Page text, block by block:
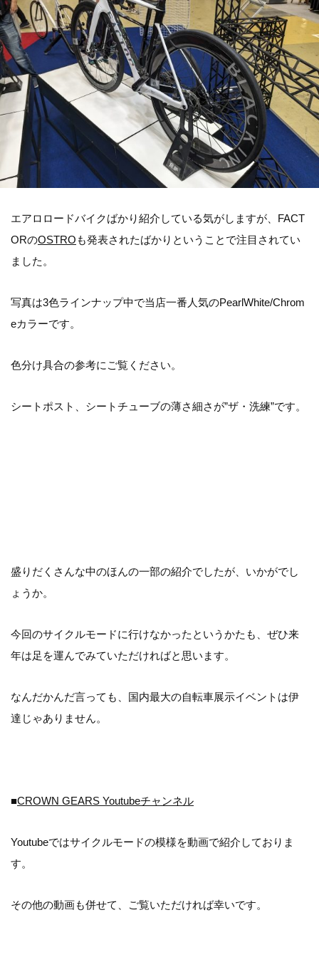
エアロロードバイクばかり紹介している気がしますが、FACT
ORのOSTROも発表されたばかりということで注目されてい
ました。
写真は3色ラインナップ中で当店一番人気のPearlWhite/Chrom
eカラーです。
色分け具合の参考にご覧ください。
シートポスト、シートチューブの薄さ細さが”ザ・洗練”です。
盛りだくさんな中のほんの一部の紹介でしたが、いかがでし
ょうか。
今回のサイクルモードに行けなかったというかたも、ぜひ来
年は足を運んでみていただければと思います。
なんだかんだ言っても、国内最大の自転車展示イベントは伊
達じゃありません。
■CROWN GEARS Youtubeチャンネル
Youtubeではサイクルモードの模様を動画で紹介しておりま
す。
その他の動画も併せて、ご覧いただければ幸いです。